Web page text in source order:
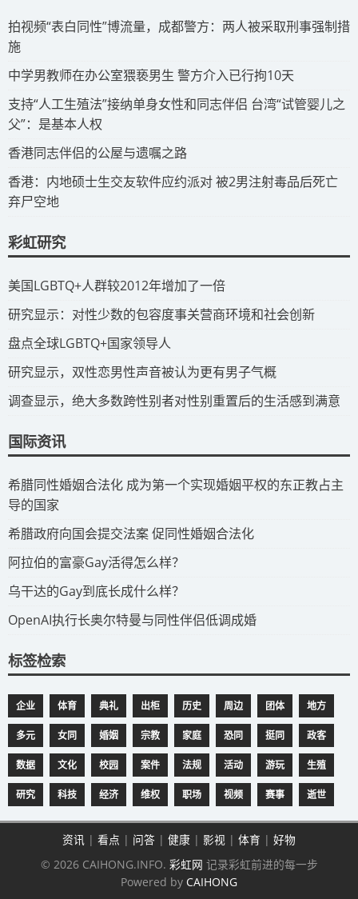
拍视频“表白同性”博流量，成都警方：两人被采取刑事强制措
施
​中学男教师在办公室猥亵男生 警方介入已行拘10天
​支持“人工生殖法”接纳单身女性和同志伴侣 台湾“试管婴儿之
父”：是基本人权
​香港同志伴侣的公屋与遗嘱之路
​香港：内地硕士生交友软件应约派对 被2男注射毒品后死亡
弃尸空地
彩虹研究
​美国LGBTQ+人群较2012年增加了一倍
​研究显示：对性少数的包容度事关营商环境和社会创新
​盘点全球LGBTQ+国家领导人
研究显示，双性恋男性声音被认为更有男子气概
调查显示，绝大多数跨性别者对性别重置后的生活感到满意
国际资讯
​希腊同性婚姻合法化 成为第一个实现婚姻平权的东正教占主
导的国家
​希腊政府向国会提交法案 促同性婚姻合法化
​阿拉伯的富豪Gay活得怎么样？
​乌干达的Gay到底长成什么样？
​OpenAI执行长奥尔特曼与同性伴侣低调成婚
标签检索
企业 体育 典礼 出柜 历史 周边 团体 地方
多元 女同 婚姻 宗教 家庭 恐同 挺同 政客
数据 文化 校园 案件 法规 活动 游玩 生殖
研究 科技 经济 维权 职场 视频 赛事 逝世
资讯 | 看点 | 问答 | 健康 | 影视 | 体育 | 好物
© 2026 CAIHONG.INFO. 彩虹网 记录彩虹前进的每一步
Powered by CAIHONG